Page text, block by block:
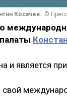
Косачев. ©
и является